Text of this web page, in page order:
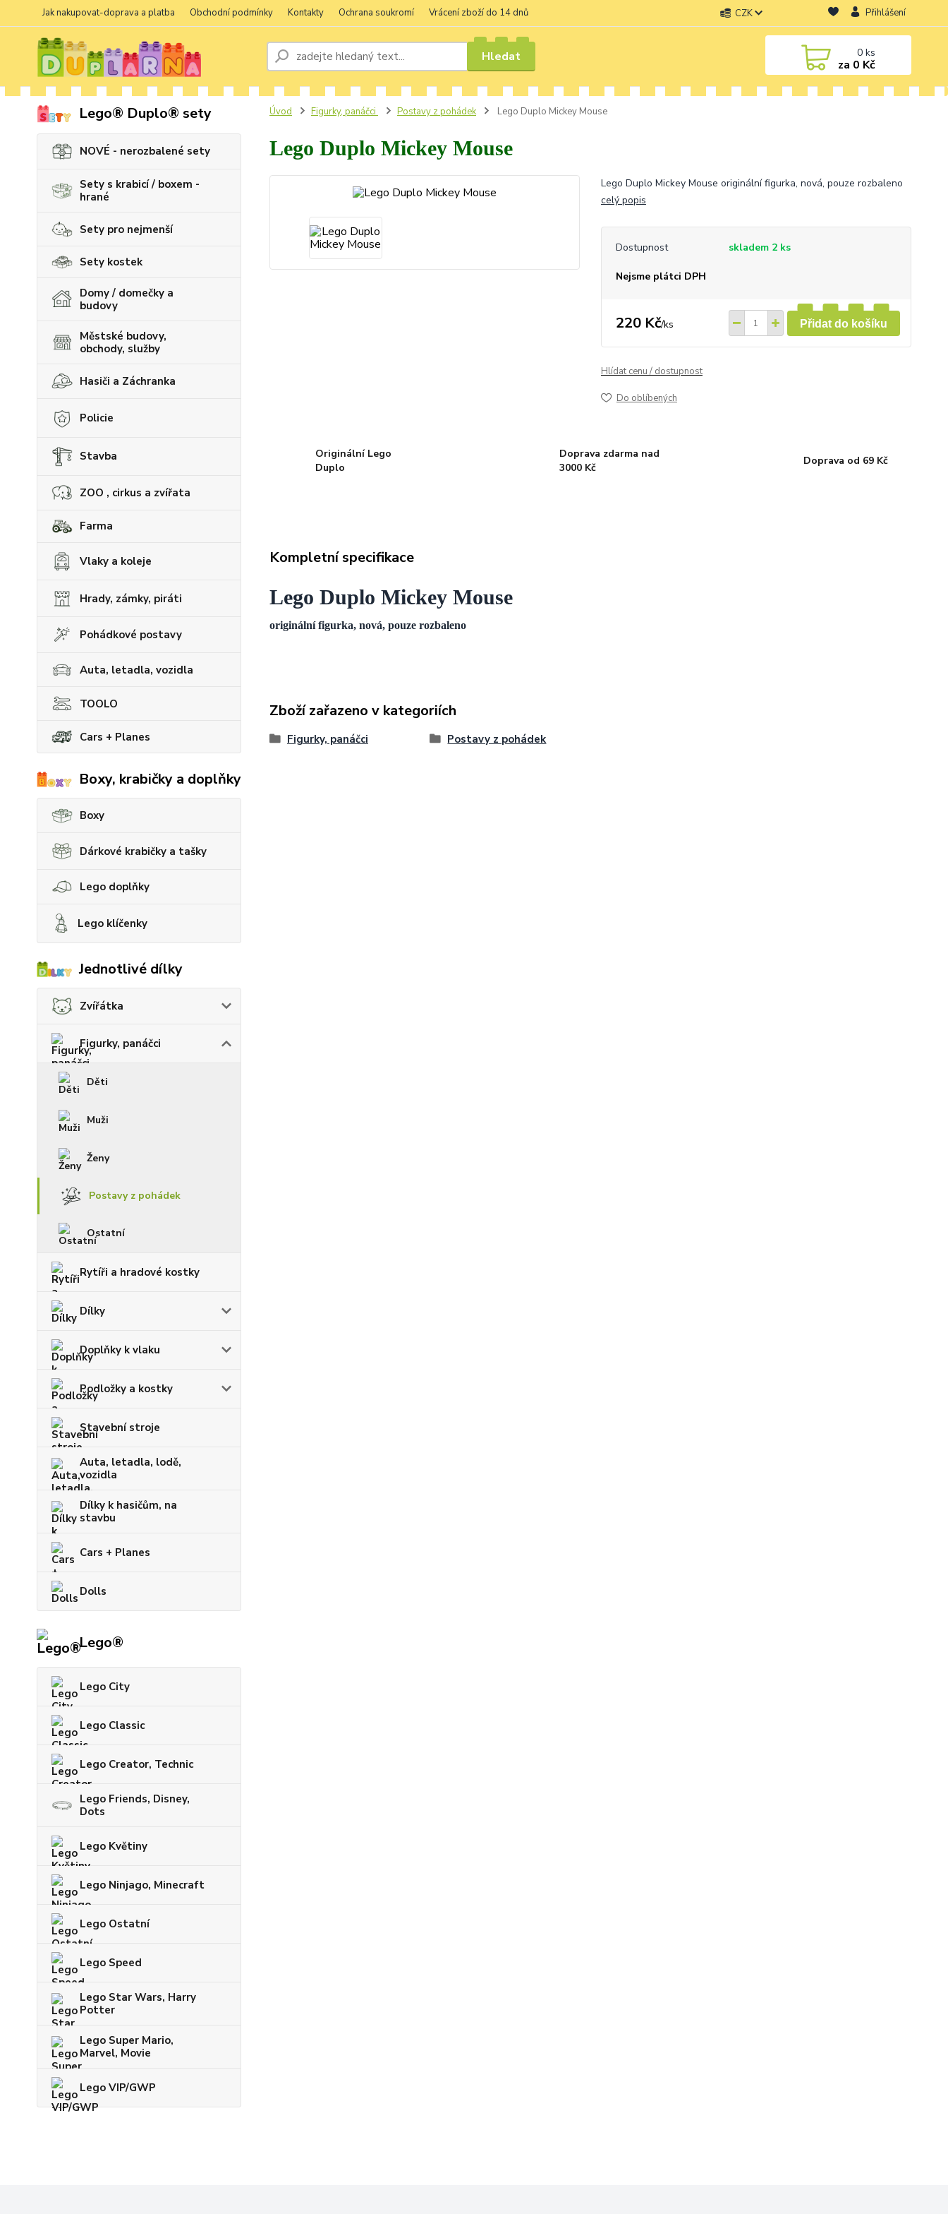
Jak nakupovat-doprava a platba Obchodní podmínky Kontakty Ochrana soukromí Vrácení zboží do 14 dnů CZK Přihlášení
Hledat 0ks
za 0 Kč
Lego® Duplo® sety
NOVÉ - nerozbalené sety
Sety s krabicí / boxem -
hrané
Sety pro nejmenší
Sety kostek
Domy / domečky a
budovy
Městské budovy,
obchody, služby
Hasiči a Záchranka
Policie
Stavba
ZOO , cirkus a zvířata
Farma
Vlaky a koleje
Hrady, zámky, piráti
Pohádkové postavy
Auta, letadla, vozidla
TOOLO
Cars + Planes
Boxy, krabičky a doplňky
Boxy
Dárkové krabičky a tašky
Lego doplňky
Lego klíčenky
Jednotlivé dílky
Zvířátka
Figurky, panáčci
Děti
Muži
Ženy
Postavy z pohádek
Ostatní
Rytíři a hradové kostky
Dílky
Doplňky k vlaku
Podložky a kostky
Stavební stroje
Auta, letadla, lodě,
vozidla
Dílky k hasičům, na
stavbu
Cars + Planes
Dolls
Lego®
Lego City
Lego Classic
Lego Creator, Technic
Lego Friends, Disney,
Dots
Lego Květiny
Lego Ninjago, Minecraft
Lego Ostatní
Lego Speed
Lego Star Wars, Harry
Potter
Lego Super Mario,
Marvel, Movie
Lego VIP/GWP
Úvod Figurky, panáčci Postavy z pohádek Lego Duplo Mickey Mouse
Lego Duplo Mickey Mouse
Lego Duplo Mickey Mouse originální figurka, nová, pouze rozbaleno
celý popis
Dostupnost skladem 2 ks
Nejsme plátci DPH
220 Kč/ks Přidat do košíku
Hlídat cenu / dostupnost
Do oblíbených
Originální Lego
Duplo
Doprava zdarma nad
3000 Kč
Doprava od 69 Kč
Kompletní specifikace
Lego Duplo Mickey Mouse
originální figurka, nová, pouze rozbaleno
Zboží zařazeno v kategoriích
Figurky, panáčci Postavy z pohádek